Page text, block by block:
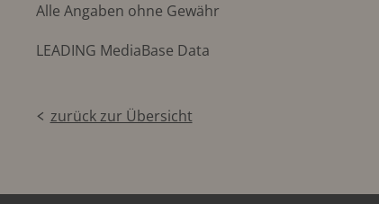
Alle Angaben ohne Gewähr
LEADING MediaBase Data
zurück zur Übersicht